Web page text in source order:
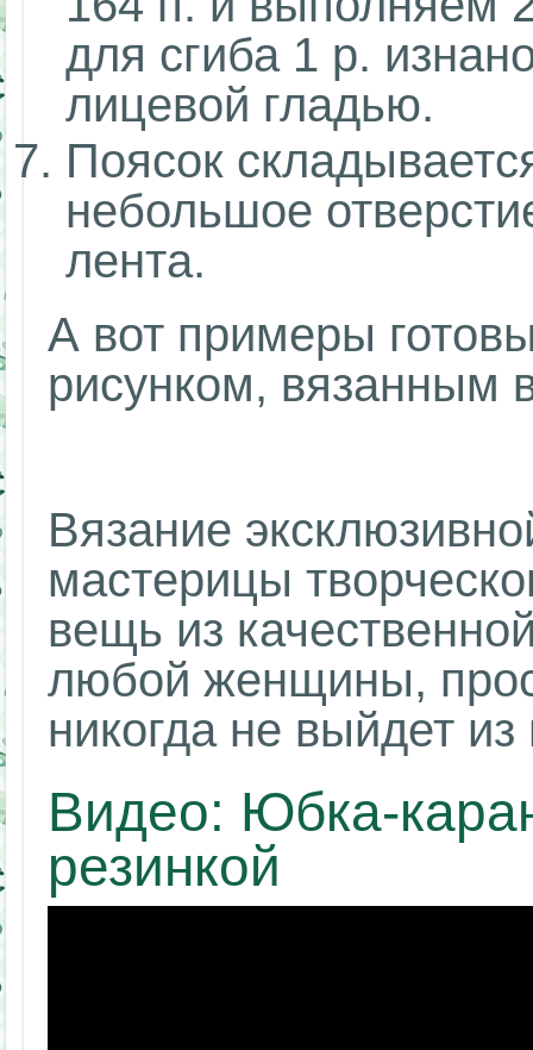
для сгиба 1 р.
лицевой гладью.
Поясок
небольшое
лента.
А вот примеры
рисунком, вязанным
Вязание
мастерицы
вещь из
любой женщины,
никогда не выйдет
Видео: Юбка-
резинкой